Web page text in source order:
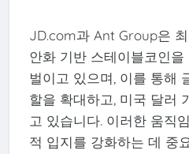
JD.com과 Ant Group은
안화 기반 스테이블코인
벌이고 있으며, 이를 통해
할을 확대하고, 미국 달러
고 있습니다. 이러한 움직
적 입지를 강화하는 데 중